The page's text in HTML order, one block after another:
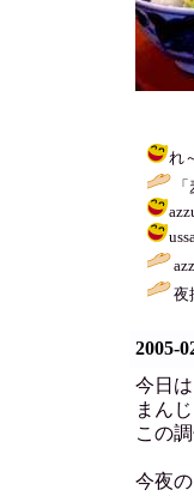
れ
夜
2005-
今日
まん
この
今夜